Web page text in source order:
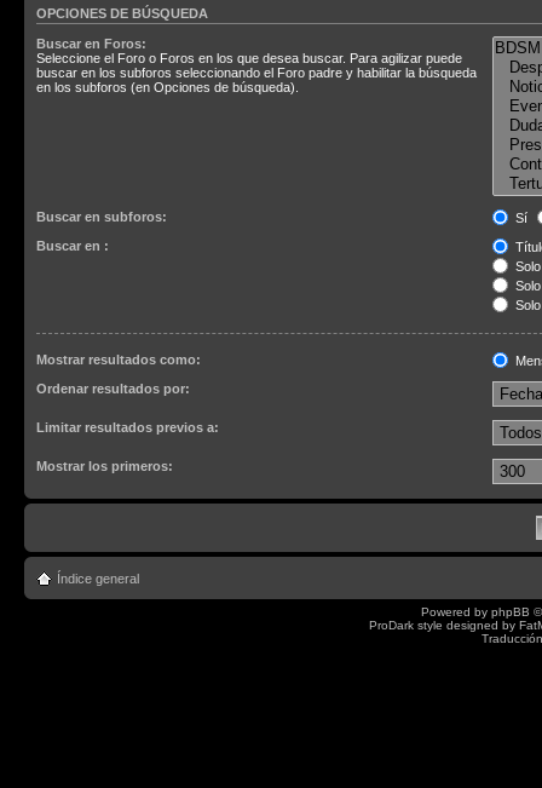
OPCIONES DE BÚSQUEDA
Buscar en Foros:
Seleccione el Foro o Foros en los que desea buscar. Para agilizar puede
buscar en los subforos seleccionando el Foro padre y habilitar la búsqueda
en los subforos (en Opciones de búsqueda).
Buscar en subforos:
Sí
Buscar en :
Mostrar resultados como:
Ordenar resultados por:
Limitar resultados previos a:
Mostrar los primeros:
Índice general
Powered by phpBB
ProDark style designed by